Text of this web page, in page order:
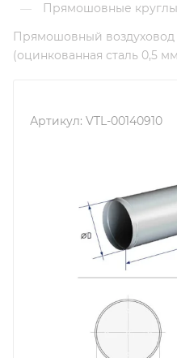
— Прямошовные
Прямошовный воздуховод
(оцинкованная сталь 0,5
Артикул: VTL-00140910